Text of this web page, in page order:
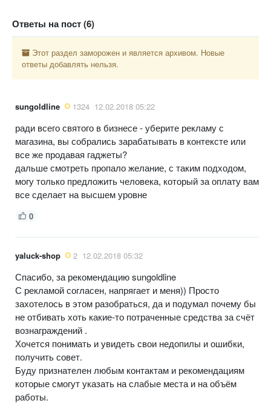
Ответы на пост (6)
Этот раздел заморожен и является архивом. Новые
ответы добавлять нельзя.
sungoldline 1324 12.02.2018 05:22
ради всего святого в бизнесе - уберите рекламу с
магазина, вы собрались зарабатывать в контексте или
все же продавая гаджеты?
дальше смотреть пропало желание, с таким подходом,
могу только предложить человека, который за оплату вам
все сделает на высшем уровне
0
yaluck-shop 2 12.02.2018 05:32
Спасибо, за рекомендацию sungoldline
С рекламой согласен, напрягает и меня)) Просто
захотелось в этом разобраться, да и подумал почему бы
не отбивать хоть какие-то потраченные средства за счёт
вознаграждений .
Хочется понимать и увидеть свои недопилы и ошибки,
получить совет.
Буду признателен любым контактам и рекомендациям
которые смогут указать на слабые места и на объём
работы.